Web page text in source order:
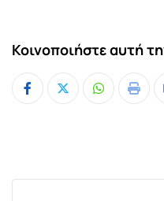
Κοινοποιήστε αυτή
Whatsapp
Print